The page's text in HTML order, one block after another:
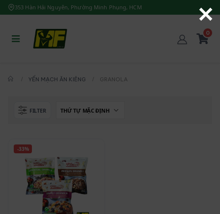
353 Hàn Hải Nguyên, Phường Minh Phụng, HCM
0
YẾN MẠCH ĂN KIÊNG GRANOLA
FILTER
-33%